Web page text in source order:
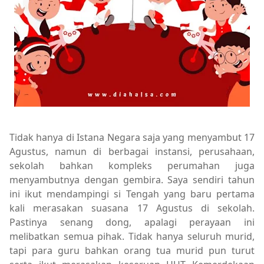
Tidak hanya di Istana Negara saja yang menyambut 17
Agustus, namun di berbagai instansi, perusahaan,
sekolah bahkan kompleks perumahan juga
menyambutnya dengan gembira. Saya sendiri tahun
ini ikut mendampingi si Tengah yang baru pertama
kali merasakan suasana 17 Agustus di sekolah.
Pastinya senang dong, apalagi perayaan ini
melibatkan semua pihak. Tidak hanya seluruh murid,
tapi para guru bahkan orang tua murid pun turut